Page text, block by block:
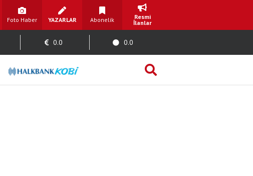
Foto Haber YAZARLAR Abonelik
Resmi
İlanlar
0.0 0.0